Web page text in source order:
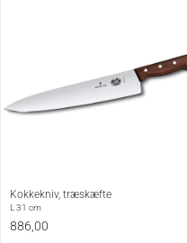
Kokkekniv, træskæfte
L 31 cm
886,00